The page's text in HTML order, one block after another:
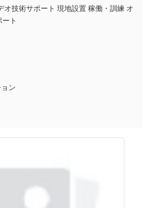
オ技術サポート 現地設置 稼働・訓練 オ
ト
ン